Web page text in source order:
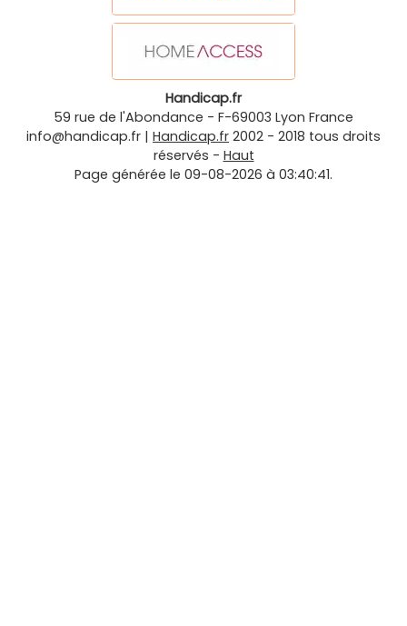
Handicap.fr
59 rue de l'Abondance - F-69003 Lyon France
info@handicap.fr | Handicap.fr 2002 - 2018 tous droits
réservés - Haut
Page générée le 09-08-2026 à 03:40:41.